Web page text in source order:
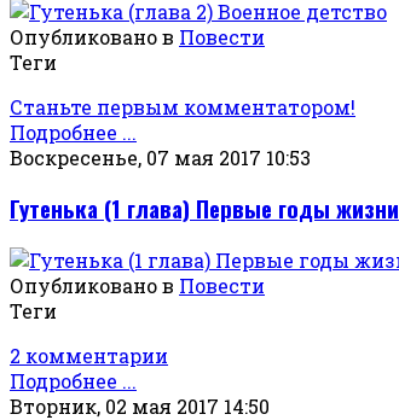
Опубликовано в Повести
Теги
Станьте первым комментатором!
Подробнее ...
Воскресенье, 07 мая 2017 10:53
Гутенька (1 глава) Первые годы жизни
Опубликовано в Повести
Теги
2 комментарии
Подробнее ...
Вторник, 02 мая 2017 14:50